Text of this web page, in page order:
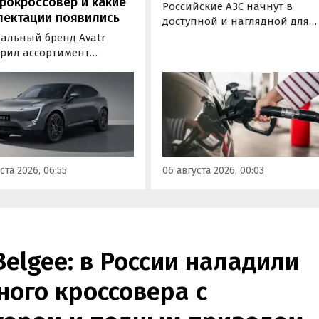
появились
бренд Avatr
ассортимент
Avatr 11 в России
2026 года. Вместе с
его прайс-листа
единственное
исполнение,
цена модели
на 760 тыс. рублей,
2026, 06:55
Российские АЗС начнут в
доступной и наглядной для
отпускаемого топлива. Это
позволит автовладельцам
осознанно выбрать топливо
определенного класса — от
«Евро-2» до «Евро-5»,
сообщили в Минэнерго РФ.
06 августа 2026, 00:03
в России наладили
кроссовера с